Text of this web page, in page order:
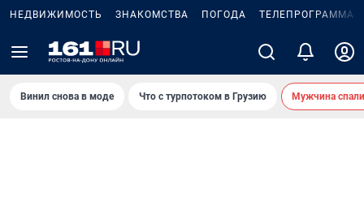
НЕДВИЖИМОСТЬ ЗНАКОМСТВА ПОГОДА ТЕЛЕПРОГРАММА
Винил снова в моде Что с турпотоком в Грузию Мужчина